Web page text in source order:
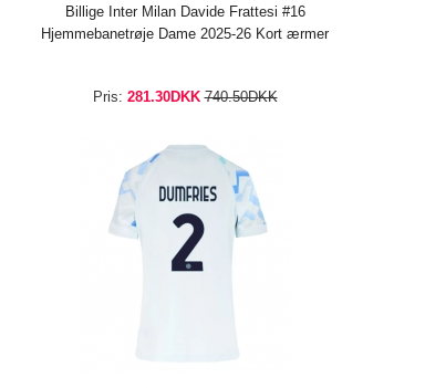
Billige Inter Milan Davide Frattesi #16
Hjemmebanetrøje Dame 2025-26 Kort ærmer
Pris: 281.30DKK 740.50DKK